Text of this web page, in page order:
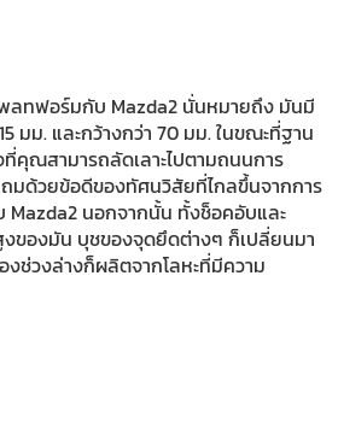
ลทฟอร์มกับ Mazda2 นั่นหมายถึง มันมี
มม. และกว้างกว่า 70 มม. ในขณะที่ฐาน
คุณสามารถลัดเลาะไปตามถนนการ
มด้วยข้อดีของทัศนวิสัยที่ไกลขึ้นจากการ
Mazda2 นอกจากนั้น ทั้งช็อคอับและ
ของมัน บุชของจุดยึดต่างๆ ก็เปลี่ยนมา
ช่วงล่างก็ผลิตจากโลหะที่มีความ